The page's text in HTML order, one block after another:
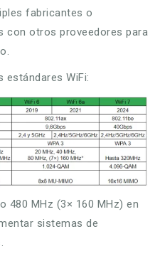
fabricantes o
con otros proveedores para
estándares WiFi:
480 MHz (3× 160 MHz) en
sistemas de